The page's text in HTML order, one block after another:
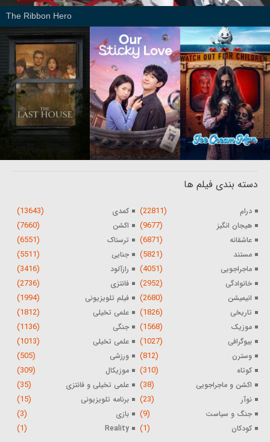
The Ribbon Hero
دسته بندی فیلم ها
درام (22811) کمدی (13643)
هیجان انگیز (9677) اکشن (7660)
عاشقانه (6871) ترسناک (6551)
مستند (5821) جنایی (5511)
ماجراجویی (4051) رازآلود (3416)
خانوادگی (2952) فانتزی (2736)
انیمیشن (2680) فیلم تلویزیونی (1994)
تاریخی (1826) علمی تخیلی (1812)
موزیک (1568) جنگی (1136)
بیوگرافی (1027) علمی تخیلی (1013)
وسترن (812) ورزشی (505)
کوتاه (310) موزیکال (309)
اکشن و ماجراجویی (38) علمی تخیلی و فانتزی (35)
نوآر (23) برنامه تلویزیونی (15)
جنگ و سیاست (9) بازی (3)
کودکان (1)
Reality
(1)